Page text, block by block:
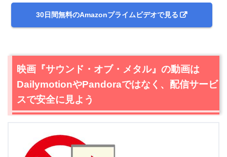
30日間無料のAmazonプライムビデオで見る
映画『サウンド・オブ・メタル』の動画は
DailymotionやPandoraではなく、配信サービ
スで安全に見よう